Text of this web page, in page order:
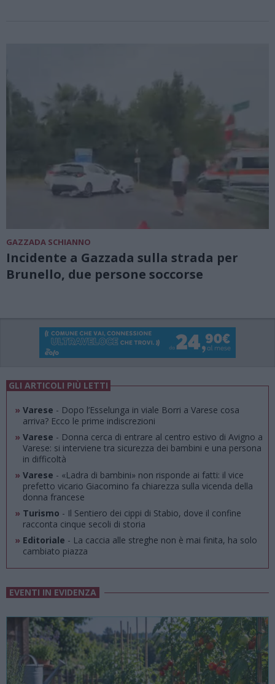
GAZZADA SCHIANNO
Incidente a Gazzada sulla strada per
Brunello, due persone soccorse
GLI ARTICOLI PIÙ LETTI
» Varese - Dopo l’Esselunga in viale Borri a Varese cosa
arriva? Ecco le prime indiscrezioni
» Varese - Donna cerca di entrare al centro estivo di Avigno a
Varese: si interviene tra sicurezza dei bambini e una persona
in difficoltà
» Varese - «Ladra di bambini» non risponde ai fatti: il vice
prefetto vicario Giacomino fa chiarezza sulla vicenda della
donna francese
» Turismo - Il Sentiero dei cippi di Stabio, dove il confine
racconta cinque secoli di storia
» Editoriale - La caccia alle streghe non è mai finita, ha solo
cambiato piazza
EVENTI IN EVIDENZA